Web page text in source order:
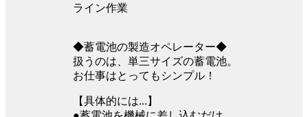
ライン作業
◆蓄電池の製造オペレーター◆
扱うのは、単三サイズの蓄電池。
お仕事はとってもシンプル！
【具体的には...】